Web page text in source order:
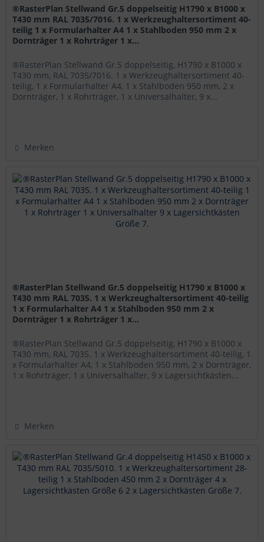
®RasterPlan Stellwand Gr.5 doppelseitig H1790 x B1000 x
T430 mm RAL 7035/7016. 1 x Werkzeughaltersortiment 40-
teilig 1 x Formularhalter A4 1 x Stahlboden 950 mm 2 x
Dornträger 1 x Rohrträger 1 x...
®RasterPlan Stellwand Gr.5 doppelseitig, H1790 x B1000 x
T430 mm, RAL 7035/7016. 1 x Werkzeughaltersortiment 40-
teilig, 1 x Formularhalter A4, 1 x Stahlboden 950 mm, 2 x
Dornträger, 1 x Rohrträger, 1 x Universalhalter, 9 x...
Merken
®RasterPlan Stellwand Gr.5 doppelseitig H1790 x B1000 x
T430 mm RAL 7035. 1 x Werkzeughaltersortiment 40-teilig
1 x Formularhalter A4 1 x Stahlboden 950 mm 2 x
Dornträger 1 x Rohrträger 1 x...
®RasterPlan Stellwand Gr.5 doppelseitig, H1790 x B1000 x
T430 mm, RAL 7035. 1 x Werkzeughaltersortiment 40-teilig, 1
x Formularhalter A4, 1 x Stahlboden 950 mm, 2 x Dornträger,
1 x Rohrträger, 1 x Universalhalter, 9 x Lagersichtkästen...
Merken